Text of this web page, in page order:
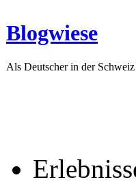
Blogwiese
Als Deutscher in der Schweiz